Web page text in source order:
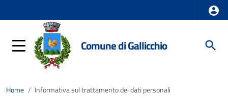
Comune di Gallicchio
Home / Informativa sul trattamento dei dati personali